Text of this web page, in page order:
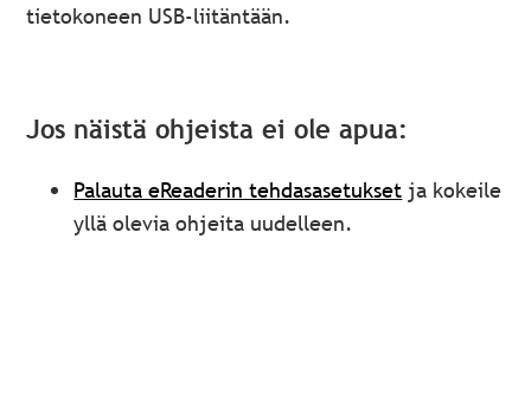
tietokoneen USB-liitäntään.
Jos näistä ohjeista ei ole apua:
Palauta eReaderin tehdasasetukset ja kokeile
yllä olevia ohjeita uudelleen.